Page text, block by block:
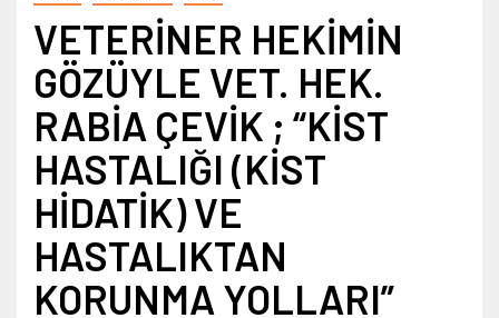
VETERİNER HEKİMİN
GÖZÜYLE VET. HEK.
RABİA ÇEVİK ; “KİST
HASTALIĞI (KİST
HİDATİK) VE
HASTALIKTAN
KORUNMA YOLLARI”